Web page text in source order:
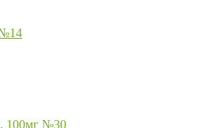
100мг №30